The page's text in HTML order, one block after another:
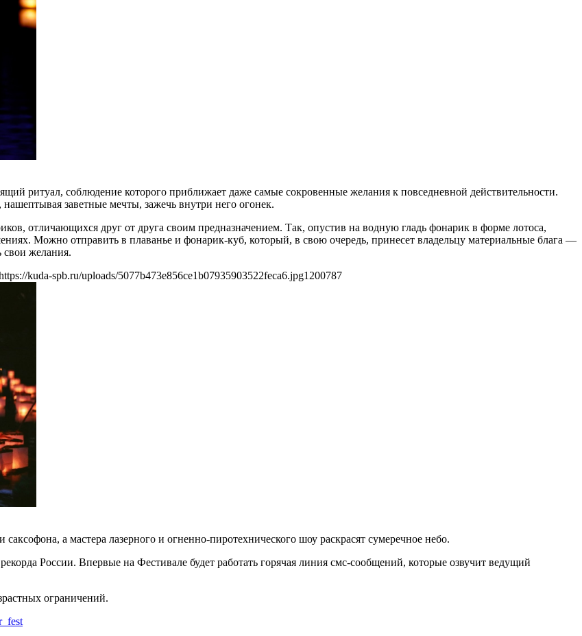
ритуал, соблюдение которого приближает даже самые сокровенные желания к повседневной действительности.
заветные мечты, зажечь внутри него огонек.
отличающихся друг от друга своим предназначением. Так, опустив на водную гладь фонарик в форме лотоса,
Можно отправить в плаванье и фонарик-куб, который, в свою очередь, принесет владельцу материальные блага —
свои желания.
kuda-spb.ru/uploads/5077b473e856ce1b07935903522feca6.jpg1200787
а мастера лазерного и огненно-пиротехнического шоу раскрасят сумеречное небо.
России. Впервые на Фестивале будет работать горячая линия смс-сообщений, которые озвучит ведущий
ограничений.